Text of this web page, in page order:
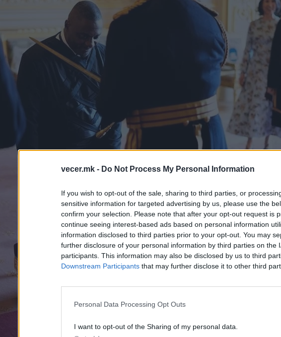
vecer.mk - Do Not Process My Personal Information
If you wish to opt-out of the sale, sharing to third parties, or
sensitive information for targeted advertising by us, please use the
confirm your selection. Please note that after your opt-out request is
continue seeing interest-based ads based on personal information
information disclosed to third parties prior to your opt-out. You may
further disclosure of your personal information by third parties on the
participants. This information may also be disclosed by us to third
Downstream Participants that may further disclose it to other third
Personal Data Processing Opt Outs
I want to opt-out of the Sharing of my personal data.